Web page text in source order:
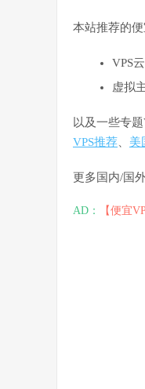
本站推荐的便
VPS
虚拟
以及一些专题
VPS推荐、 美
更多国内/国
AD： 【便宜